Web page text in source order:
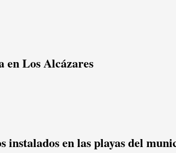
en Los Alcázares
instalados en las playas del